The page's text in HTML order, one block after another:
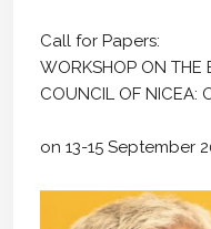
Call for Papers:
WORKSHOP ON THE
COUNCIL OF NICEA:
on 13-15 September